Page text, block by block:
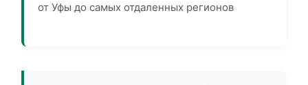
от Уфы до самых отдаленных регионов